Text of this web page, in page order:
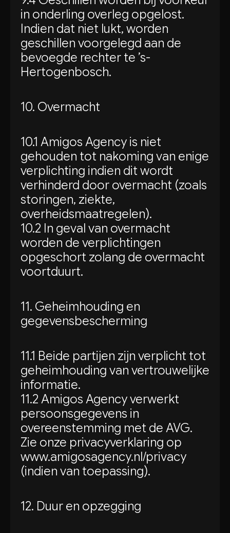
in onderling overleg opgelost.
Indien dat niet lukt, worden
geschillen voorgelegd aan de
bevoegde rechter te ’s-
Hertogenbosch.
10. Overmacht
10.1 Amigos Agency is niet
gehouden tot nakoming van enige
verplichting indien dit wordt
verhinderd door overmacht (zoals
storingen, ziekte,
overheidsmaatregelen).
10.2 In geval van overmacht
worden de verplichtingen
opgeschort zolang de overmacht
voortduurt.
11. Geheimhouding en
gegevensbescherming
11.1 Beide partijen zijn verplicht tot
geheimhouding van vertrouwelijke
informatie.
11.2 Amigos Agency verwerkt
persoonsgegevens in
overeenstemming met de AVG.
Zie onze privacyverklaring op
www.amigosagency.nl/privacy
(indien van toepassing).
12. Duur en opzegging